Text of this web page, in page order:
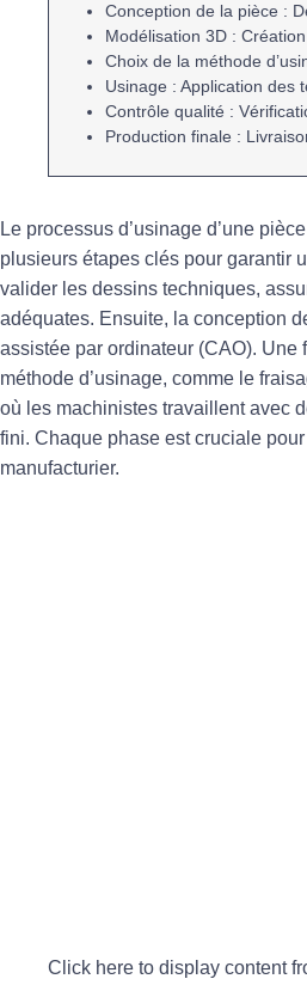
Conception de la pièce :
Modélisation 3D :
Choix de la méthode
Usinage : Application des
Contrôle qualité :
Production finale :
Le processus d’usinage d’une
plusieurs étapes clés pour garantir
valider les dessins techniques,
adéquates. Ensuite, la conception
assistée par ordinateur (CAO). Une
méthode d’usinage, comme le
où les machinistes travaillent avec
fini. Chaque phase est cruciale
manufacturier.
Click here to display content